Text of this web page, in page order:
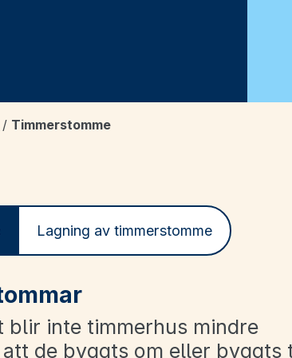
/ Timmerstomme
Lagning av timmerstomme
blir inte timmerhus mindre
de byggts om eller byggts